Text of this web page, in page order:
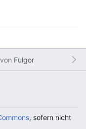
von Fulgor
, sofern nicht